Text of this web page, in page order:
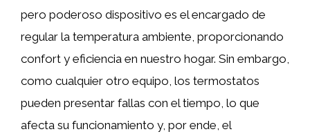
pero poderoso dispositivo es el encargado de
regular la temperatura ambiente, proporcionando
confort y eficiencia en nuestro hogar. Sin embargo,
como cualquier otro equipo, los termostatos
pueden presentar fallas con el tiempo, lo que
afecta su funcionamiento y, por ende, el